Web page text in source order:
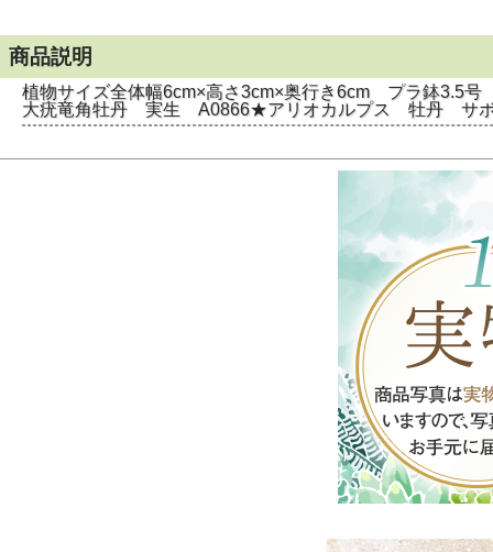
商品説明
植物サイズ全体幅6cm×高さ3cm×奥行き6cm プラ鉢3.5号
大疣竜角牡丹 実生 A0866★アリオカルプス 牡丹 サボ